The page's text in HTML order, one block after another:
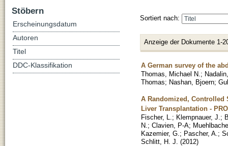
Sortiert nach:
Anzeige der Dokumente 1-
A German survey of the
Thomas, Michael N. ;
Thomas; Nashan, Bjoern;
A Randomized,
Liver Transplantation -
Fischer, L. ; Klempnauer, J. ;
N. ; Clavien, P-A;
Kazemier, G. ; Pascher, A. ;
Schlitt, H. J. (2012)
Stöbern
Erscheinungsdatum
Autoren
Titel
DDC-Klassifikation